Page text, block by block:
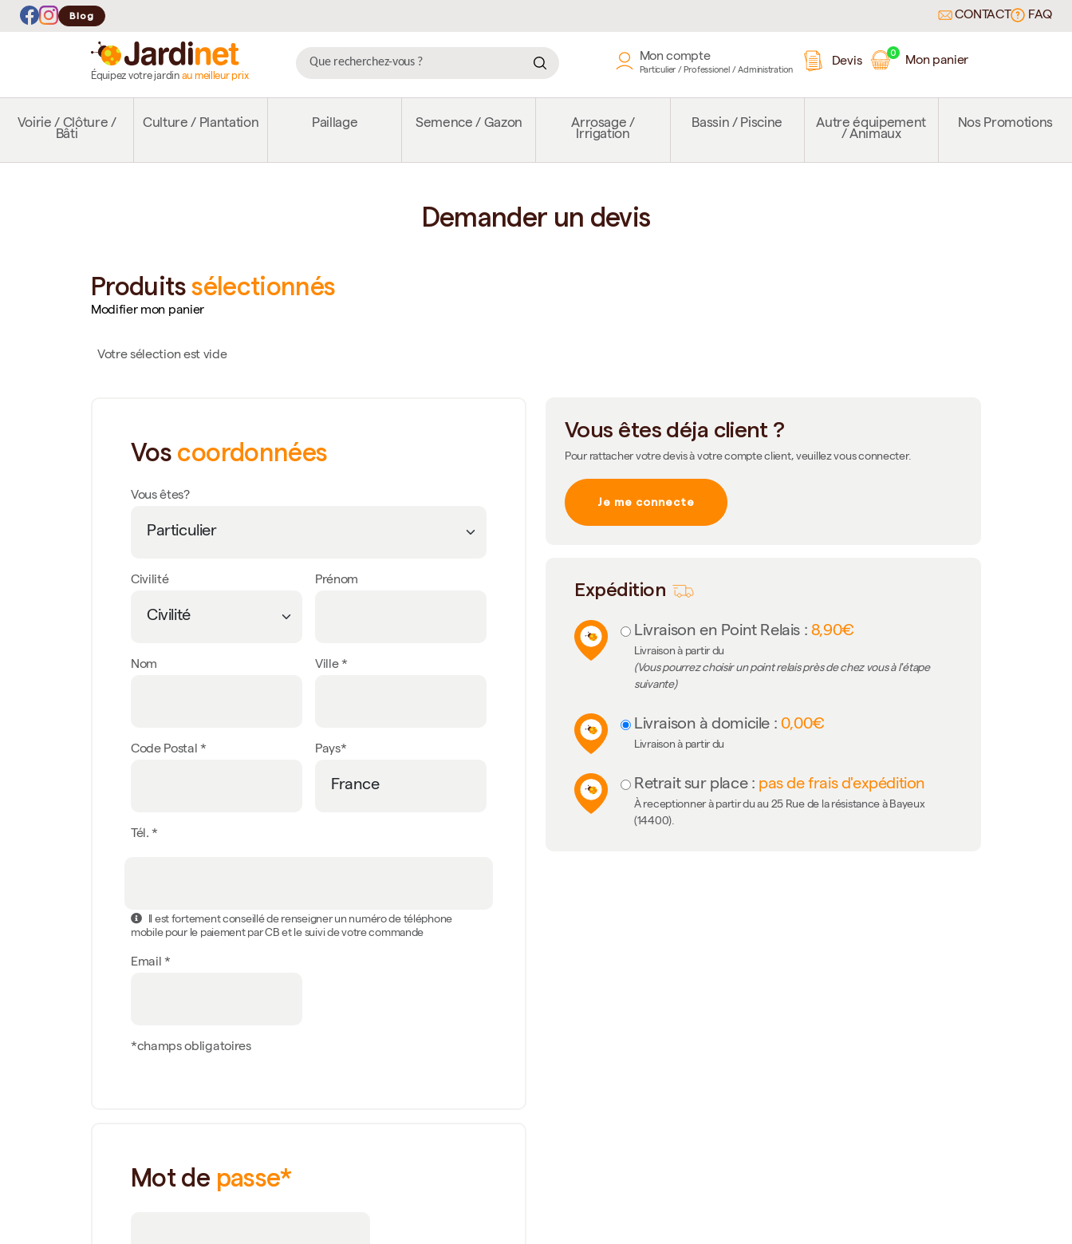
Blog CONTACT FAQ
Équipez votre jardin au meilleur prix
Mon compte
Particulier / Professionel / Administration
Devis
0
Mon panier
Voirie / Clôture /
Bâti
Culture / Plantation Paillage Semence / Gazon
Arrosage /
Irrigation
Bassin / Piscine
Autre équipement
/ Animaux
Nos Promotions
Demander un devis
Produitssélectionnés
Modifier mon panier
Votre sélection est vide
Vos coordonnées
Vous êtes?
Civilité Prénom
Nom Ville *
Code Postal * Pays*
Tél. *
Il est fortement conseillé de renseigner un numéro de téléphone
mobile pour le paiement par CB et le suivi de votre commande
Email *
*champs obligatoires
Mot de passe*
Vous êtes déja client ?
Pour rattacher votre devis à votre compte client, veuillez vous connecter.
Je me connecte
Expédition
Livraison en Point Relais : 8,90€
Livraison à partir du
(Vous pourrez choisir un point relais près de chez vous à l'étape
suivante)
Livraison à domicile : 0,00€
Livraison à partir du
Retrait sur place : pas de frais d'expédition
À receptionner à partir du au 25 Rue de la résistance à Bayeux
(14400).